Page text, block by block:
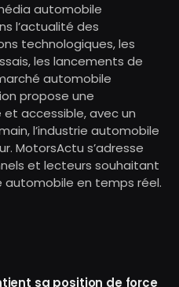
automobile
l’actualité des
technologiques, les
les lancements de
automobile
propose une
accessible, avec un
l’industrie automobile
MotorsActu s’adresse
et lecteurs souhaitant
automobile en temps réel.
sa position de force